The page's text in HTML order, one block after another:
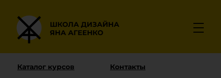
Каталог курсов Контакты